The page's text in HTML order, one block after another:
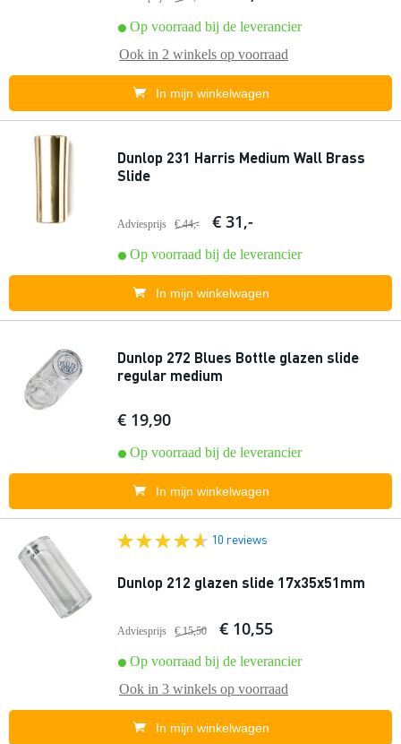
Op voorraad bij de leverancier
Ook in 2 winkels op voorraad
In mijn winkelwagen
Dunlop 231 Harris Medium Wall Brass
Slide
Adviesprijs € 44,- € 31,-
Op voorraad bij de leverancier
In mijn winkelwagen
Dunlop 272 Blues Bottle glazen slide
regular medium
€ 19,90
Op voorraad bij de leverancier
In mijn winkelwagen
10 reviews
Dunlop 212 glazen slide 17x35x51mm
Adviesprijs € 15,50 € 10,55
Op voorraad bij de leverancier
Ook in 3 winkels op voorraad
In mijn winkelwagen